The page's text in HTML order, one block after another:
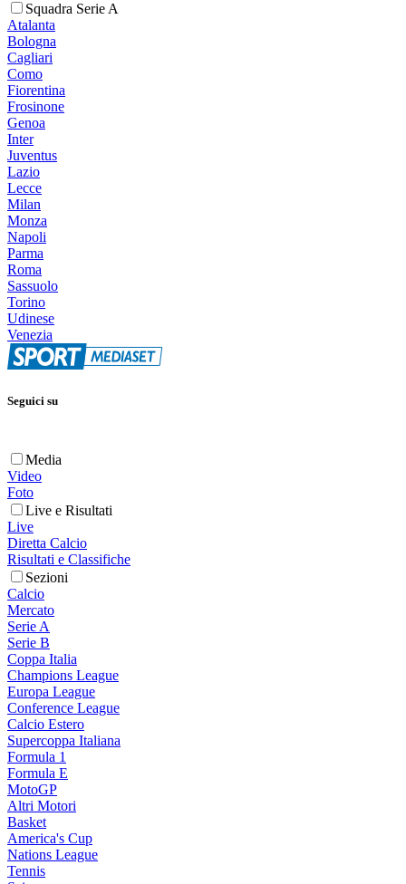
Squadra Serie A
Atalanta
Bologna
Cagliari
Como
Fiorentina
Frosinone
Genoa
Inter
Juventus
Lazio
Lecce
Milan
Monza
Napoli
Parma
Roma
Sassuolo
Torino
Udinese
Venezia
Seguici su
Media
Video
Foto
Live e Risultati
Live
Diretta Calcio
Risultati e Classifiche
Sezioni
Calcio
Mercato
Serie A
Serie B
Coppa Italia
Champions League
Europa League
Conference League
Calcio Estero
Supercoppa Italiana
Formula 1
Formula E
MotoGP
Altri Motori
Basket
America's Cup
Nations League
Tennis